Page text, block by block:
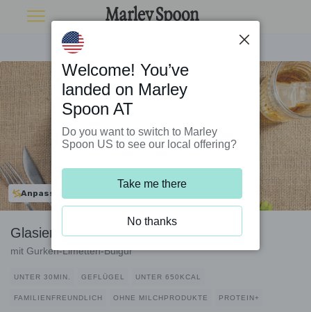
Anpassbar
Glasiertes Teriyaki-Hähnchen
mit Gurken-Limetten-Bulgur
UNTER 30MIN. GEFLÜGEL UNTER 650KCAL
FAMILIENFREUNDLICH OHNE MILCHPRODUKTE PROTEIN+
Welcome! You’ve
landed on Marley
Spoon AT
Do you want to switch to Marley
Spoon US to see our local offering?
Take me there
No thanks